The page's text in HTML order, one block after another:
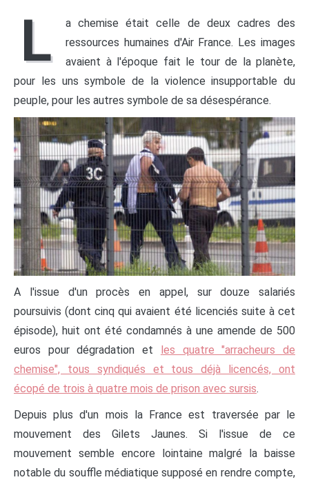
L
a chemise était celle de deux cadres des
ressources humaines d'Air France. Les images
avaient à l'époque fait le tour de la planète,
pour les uns symbole de la violence insupportable du
peuple, pour les autres symbole de sa désespérance.
A l'issue d'un procès en appel, sur douze salariés
poursuivis (dont cinq qui avaient été licenciés suite à cet
épisode), huit ont été condamnés à une amende de 500
euros pour dégradation et les quatre "arracheurs de
chemise", tous syndiqués et tous déjà licencés, ont
écopé de trois à quatre mois de prison avec sursis.
Depuis plus d'un mois la France est traversée par le
mouvement des Gilets Jaunes. Si l'issue de ce
mouvement semble encore lointaine malgré la baisse
notable du souffle médiatique supposé en rendre compte,